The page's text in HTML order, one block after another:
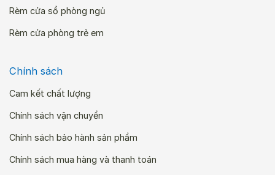
Rèm cửa sổ phòng ngủ
Rèm cửa phòng trẻ em
Chính sách
Cam kết chất lượng
Chính sách vận chuyển
Chính sách bảo hành sản phẩm
Chính sách mua hàng và thanh toán